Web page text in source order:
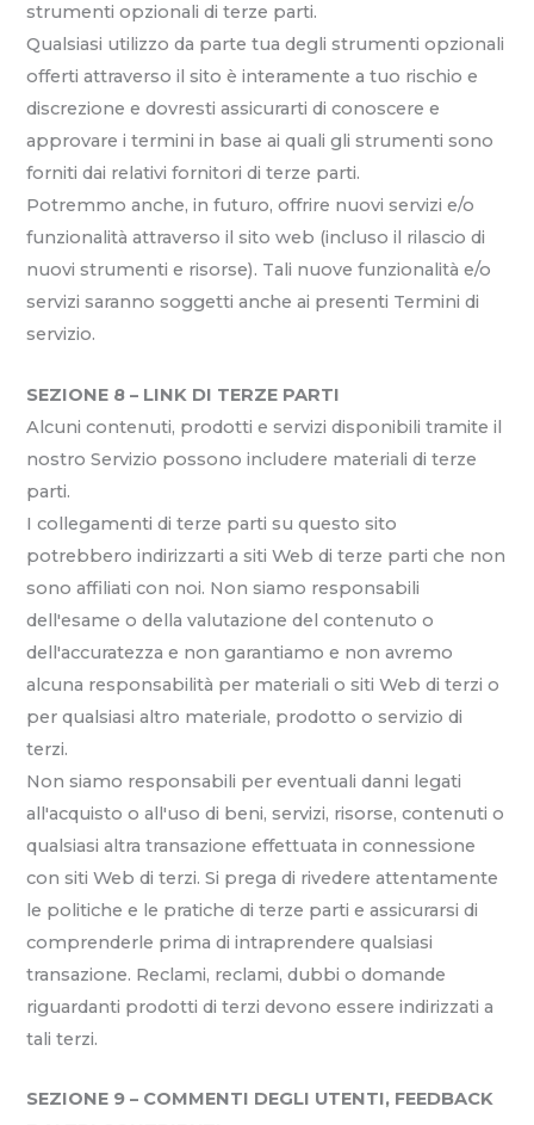
strumenti opzionali di terze parti.
Qualsiasi utilizzo da parte tua degli strumenti opzionali
offerti attraverso il sito è interamente a tuo rischio e
discrezione e dovresti assicurarti di conoscere e
approvare i termini in base ai quali gli strumenti sono
forniti dai relativi fornitori di terze parti.
Potremmo anche, in futuro, offrire nuovi servizi e/o
funzionalità attraverso il sito web (incluso il rilascio di
nuovi strumenti e risorse). Tali nuove funzionalità e/o
servizi saranno soggetti anche ai presenti Termini di
servizio.
SEZIONE 8 – LINK DI TERZE PARTI
Alcuni contenuti, prodotti e servizi disponibili tramite il
nostro Servizio possono includere materiali di terze
parti.
I collegamenti di terze parti su questo sito
potrebbero indirizzarti a siti Web di terze parti che non
sono affiliati con noi. Non siamo responsabili
dell'esame o della valutazione del contenuto o
dell'accuratezza e non garantiamo e non avremo
alcuna responsabilità per materiali o siti Web di terzi o
per qualsiasi altro materiale, prodotto o servizio di
terzi.
Non siamo responsabili per eventuali danni legati
all'acquisto o all'uso di beni, servizi, risorse, contenuti o
qualsiasi altra transazione effettuata in connessione
con siti Web di terzi. Si prega di rivedere attentamente
le politiche e le pratiche di terze parti e assicurarsi di
comprenderle prima di intraprendere qualsiasi
transazione. Reclami, reclami, dubbi o domande
riguardanti prodotti di terzi devono essere indirizzati a
tali terzi.
SEZIONE 9 – COMMENTI DEGLI UTENTI, FEEDBACK